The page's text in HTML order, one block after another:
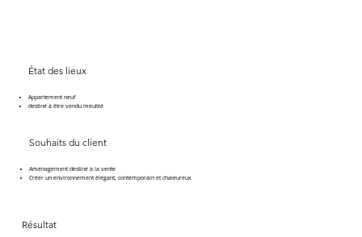
État des lieux
Appartement neuf
destiné à être vendu meublé
Souhaits du client
Aménagement destiné à la vente
Créer un environnement élégant, contemporain et chaleureux
Résultat